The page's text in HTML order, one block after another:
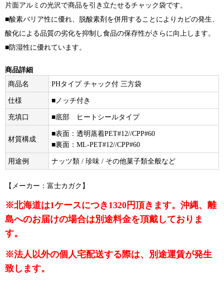
片面アルミの光沢で商品を引き立たせるチャック袋です。
■酸素バリア性に優れ、脱酸素剤を併用することによりカビの発生、
酸化による品質の劣化を抑制し食品の保存性がさらに向上します。
■防湿性に優れています。
商品詳細
商品名
PHタイプ チャック付 三方袋
仕様 ■ノッチ付き
充填口 ■底部 ヒートシールタイプ
材質構成
■表面：透明蒸着PET#12//CPP#60
■裏面：ML-PET#12//CPP#60
用途例 ナッツ類 / 珍味 / その他菓子類全般など
【メーカー：富士カガク】
※北海道は1ケースにつき1320円頂きます。沖縄、離
島へのお届けの場合は別途料金を頂戴しておりま
す。
※法人以外の個人宅配送する際は、別途運賃が発生
致します。